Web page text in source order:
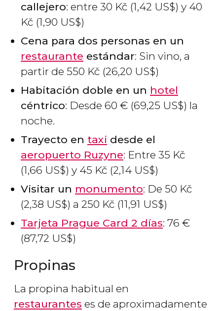
callejero: entre 30 Kč (1,42 US$) y 40
Kč (1,90 US$)
Cena para dos personas en un
restaurante estándar: Sin vino, a
partir de 550 Kč (26,20 US$)
Habitación doble en un hotel
céntrico: Desde 60 € (69,25 US$) la
noche.
Trayecto en taxi desde el
aeropuerto Ruzyne: Entre 35 Kč
(1,66 US$) y 45 Kč (2,14 US$)
Visitar un monumento: De 50 Kč
(2,38 US$) a 250 Kč (11,91 US$)
Tarjeta Prague Card 2 días: 76 €
(87,72 US$)
Propinas
La propina habitual en
restaurantes es de aproximadamente